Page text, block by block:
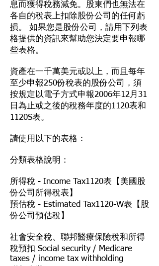
息而獲得稅務減免。股東們也無法在
各自的稅表上扣除股份公司的任何虧
損。 如果您是股份公司，請用下列表
格提供的資訊來幫助您決定要申報哪
些表格。
資產在一千萬美元或以上，而且每年
至少申報250份稅表的股份公司，須
按規定以電子方式申報2006年12月31
日為止或之後的稅務年度的1120表和
1120S表。
請使用以下的表格：
分類表格說明：
所得稅 - Income Tax1120表【美國股
份公司所得稅表】
預估稅 - Estimated Tax1120-W表【股
份公司預估稅】
社會安全稅、聯邦醫療保險稅和所得
稅預扣 Social security / Medicare
taxes / income tax withholding